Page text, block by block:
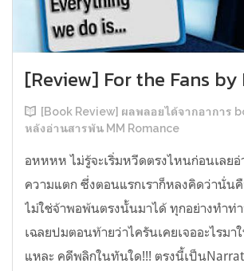
[Review] For the Fans by
[Book Review] ผลพลอยได้จากอาการ
หลังอ่านสารพัน MM Romance
อหหหห ไม่รู้จะเริ่มหวีดตรงไหนก่อนเลยอ่
ความแตก ซึ่งตอนแรกเราก็หลงคิดว่านั่น
ไม่ใช่จ้าพอพ้นตรงนั้นมาได้ ทุกอย่างทำท่
เฉลยปมตอนท้ายว่าไครันเคยเจออะไรม
แหละ คดีพลิกในทันใด!!! ตรงนี้เป็น